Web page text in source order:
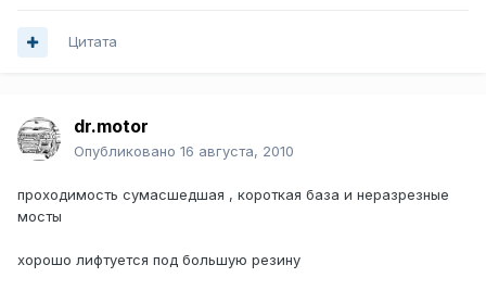
Цитата
dr.motor
Опубликовано 16 августа, 2010
проходимость сумасшедшая , короткая база и неразрезные
мосты
хорошо лифтуется под большую резину